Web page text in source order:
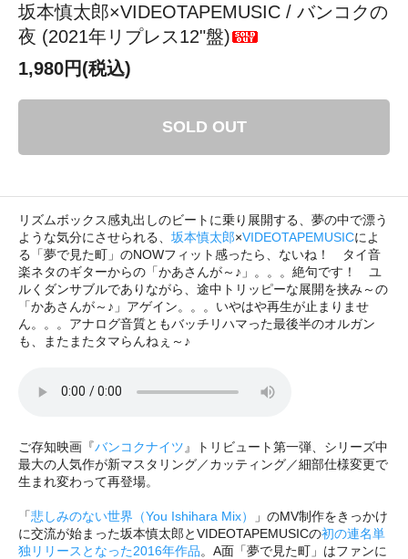
坂本慎太郎×VIDEOTAPEMUSIC / バンコクの
夜 (2021年リプレス12"盤)
1,980円(税込)
SOLD OUT
リズムボックス感丸出しのビートに乗り展開する、夢の中で漂う
ような気分にさせられる、 坂本慎太郎×VIDEOTAPEMUSICによ
る「夢で見た町」のNOWフィット感ったら、ないね！ タイ音
楽ネタのギターからの「かあさんが～♪」。。。絶句です！ ユ
ルくダンサブルでありながら、途中トリッピーな展開を挟み～の
「かあさんが～♪」アゲイン。。。いやはや再生が止まりませ
ん。。。アナログ音質ともバッチリハマった最後半のオルガン
も、またまたタマらんねぇ～♪
ご存知映画『バンコクナイツ 』トリビュート第一弾、シリーズ中
最大の人気作が新マスタリング／カッティング／細部仕様変更で
生まれ変わって再登場。
「悲しみのない世界（You Ishihara Mix）
」のMV制作をきっかけ
に交流が始まった坂本慎太郎とVIDEOTAPEMUSICの初の連名単
独リリースとなった2016年作品。A面「夢で見た町」はファンに